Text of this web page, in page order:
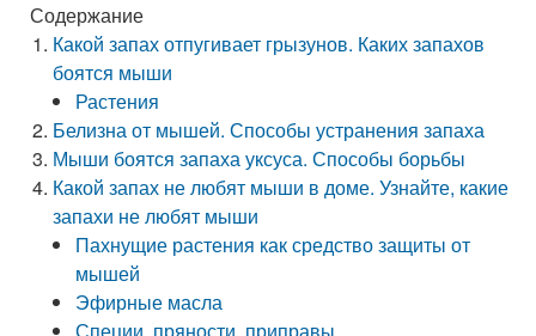
Содержание
Какой запах отпугивает грызунов. Каких запахов
боятся мыши
Растения
Белизна от мышей. Способы устранения запаха
Мыши боятся запаха уксуса. Способы борьбы
Какой запах не любят мыши в доме. Узнайте, какие
запахи не любят мыши
Пахнущие растения как средство защиты от
мышей
Эфирные масла